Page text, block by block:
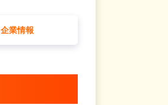
企業情報